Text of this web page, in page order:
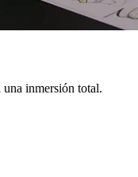
una inmersión total.